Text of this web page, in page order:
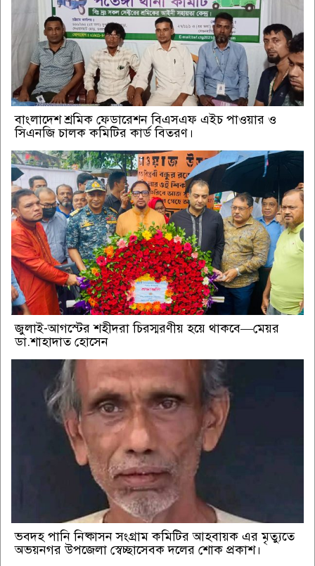
বাংলাদেশ শ্রমিক ফেডারেশন বিএসএফ এইচ পাওয়ার ও
সিএনজি চালক কমিটির কার্ড বিতরণ।
জুলাই-আগস্টের শহীদরা চিরস্মরণীয় হয়ে থাকবে—মেয়র
ডা.শাহাদাত হোসেন
ভবদহ পানি নিষ্কাসন সংগ্রাম কমিটির আহবায়ক এর মৃত্যুতে
অভয়নগর উপজেলা স্বেচ্ছাসেবক দলের শোক প্রকাশ।